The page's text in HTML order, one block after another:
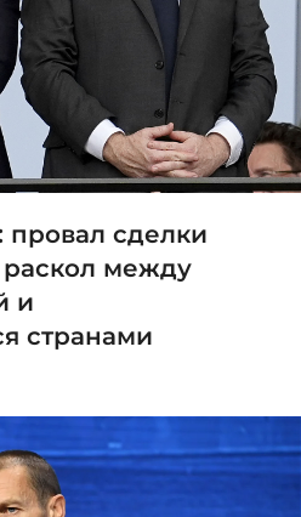
провал сделки
между
и
странами